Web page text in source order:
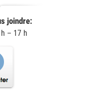
joindre:
– 17 h